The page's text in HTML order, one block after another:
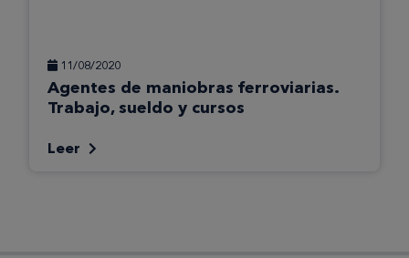
11/08/2020
Agentes de maniobras ferroviarias.
Trabajo, sueldo y cursos
Leer